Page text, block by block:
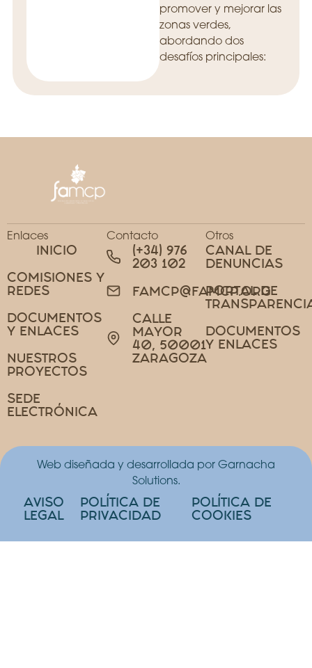
promover y mejorar las
zonas verdes,
abordando dos
desafíos principales:
Enlaces
INICIO
COMISIONES Y
REDES
DOCUMENTOS
Y ENLACES
NUESTROS
PROYECTOS
SEDE
ELECTRÓNICA
Contacto
(+34) 976
203 102
FAMCP@FAMCP.ORG
CALLE
MAYOR
40, 50001
ZARAGOZA
Otros
CANAL DE
DENUNCIAS
PORTAL DE
DOCUMENTOS
Y ENLACES
Web diseñada y desarrollada por Garnacha
Solutions.
AVISO
LEGAL
POLÍTICA DE
PRIVACIDAD
POLÍTICA DE
COOKIES